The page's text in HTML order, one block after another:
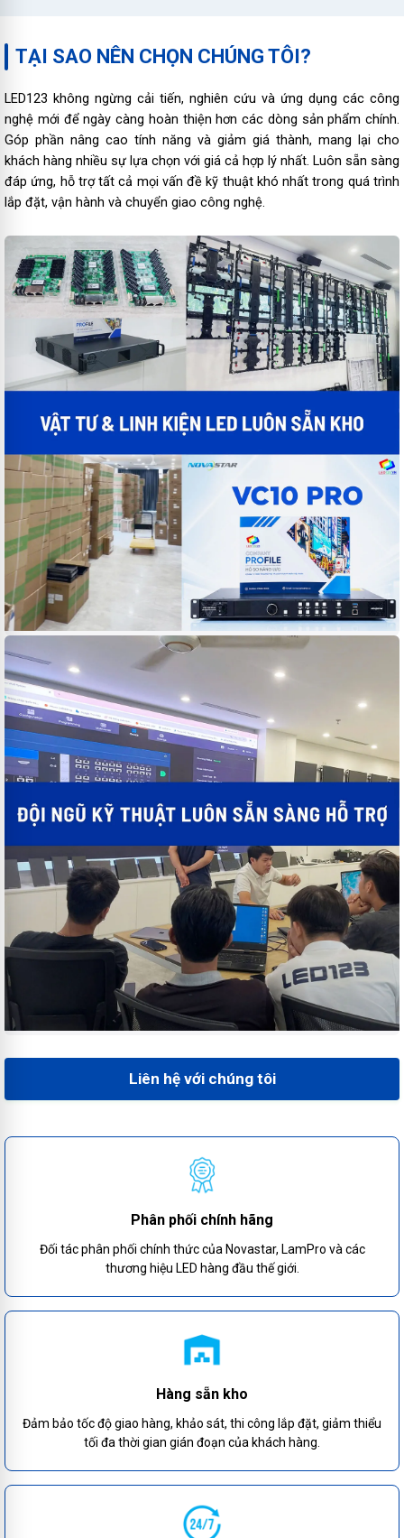
TẠI SAO NÊN CHỌN CHÚNG TÔI?
LED123 không ngừng cải tiến, nghiên cứu và ứng dụng các công
nghệ mới để ngày càng hoàn thiện hơn các dòng sản phẩm chính.
Góp phần nâng cao tính năng và giảm giá thành, mang lại cho
khách hàng nhiều sự lựa chọn với giá cả hợp lý nhất. Luôn sẵn sàng
đáp ứng, hỗ trợ tất cả mọi vấn đề kỹ thuật khó nhất trong quá trình
lắp đặt, vận hành và chuyển giao công nghệ.
Liên hệ với chúng tôi
Phân phối chính hãng
Đối tác phân phối chính thức của Novastar, LamPro và các
thương hiệu LED hàng đầu thế giới.
Hàng sẵn kho
Đảm bảo tốc độ giao hàng, khảo sát, thi công lắp đặt, giảm thiểu
tối đa thời gian gián đoạn của khách hàng.